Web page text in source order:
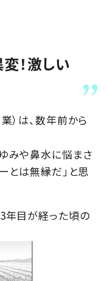
！激しい
）は、数年前から
みや鼻水に悩まさ
とは無縁だ」と思
年目が経った頃の